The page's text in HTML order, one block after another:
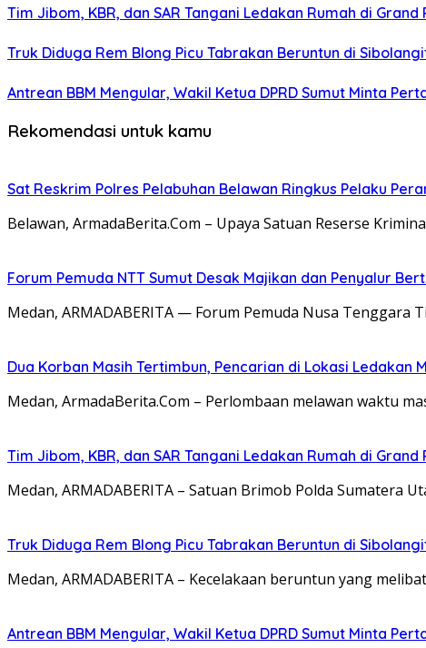
Tim Jibom, KBR, dan SAR Tangani Ledakan Rumah di Grand
Truk Diduga Rem Blong Picu Tabrakan Beruntun di
Antrean BBM Mengular, Wakil Ketua DPRD Sumut Minta
Rekomendasi untuk kamu
Sat Reskrim Polres Pelabuhan Belawan Ringkus Pelaku
Belawan, ArmadaBerita.Com – Upaya Satuan Reserse
Forum Pemuda NTT Sumut Desak Majikan dan Penyalur
Medan, ARMADABERITA — Forum Pemuda Nusa
Dua Korban Masih Tertimbun, Pencarian di Lokasi Ledakan
Medan, ArmadaBerita.Com – Perlombaan melawan waktu
Tim Jibom, KBR, dan SAR Tangani Ledakan Rumah di Grand
Medan, ARMADABERITA – Satuan Brimob Polda
Truk Diduga Rem Blong Picu Tabrakan Beruntun di
Medan, ARMADABERITA – Kecelakaan beruntun yang
Antrean BBM Mengular, Wakil Ketua DPRD Sumut Minta